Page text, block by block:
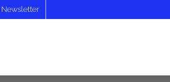
Newsletter